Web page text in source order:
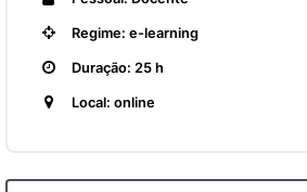
Regime: e-learning
Duração: 25 h
Local: online